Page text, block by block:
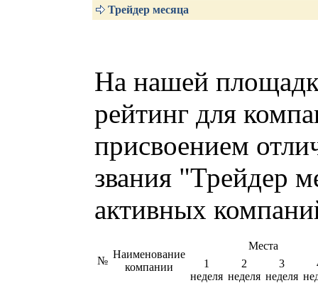
Трейдер месяца
На нашей
рейтинг для
присвоением
звания "Трейдер
активных
№
Наименование
компании
Места
1
неделя
2
неделя
3
неделя